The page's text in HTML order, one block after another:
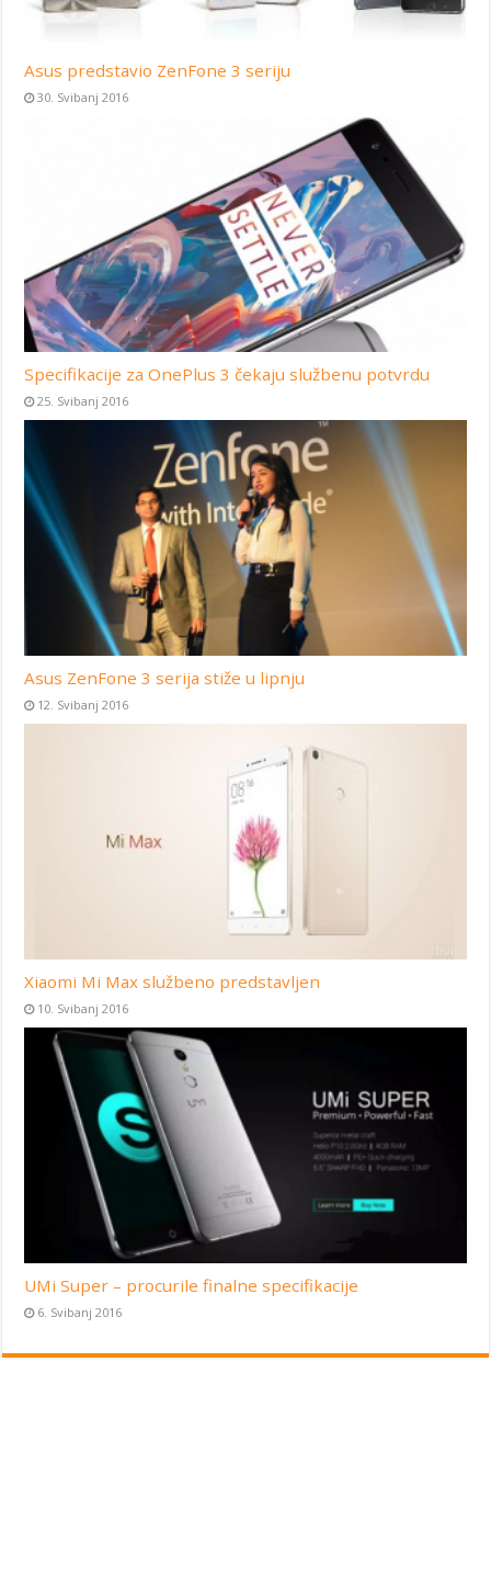
Asus predstavio ZenFone 3 seriju
30. Svibanj 2016
Specifikacije za OnePlus 3 čekaju službenu potvrdu
25. Svibanj 2016
Asus ZenFone 3 serija stiže u lipnju
12. Svibanj 2016
Xiaomi Mi Max službeno predstavljen
10. Svibanj 2016
UMi Super – procurile finalne specifikacije
6. Svibanj 2016